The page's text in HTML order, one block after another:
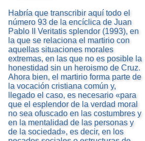
Habría que transcribir aquí todo el
número 93 de la encíclica de Juan
Pablo II Veritatis splendor (1993), en
la que se relaciona el martirio con
aquellas situaciones morales
extremas, en las que no es posible la
honestidad sin un heroismo de Cruz.
Ahora bien, el martirio forma parte de
la vocación cristiana común y,
llegado el caso, es necesario «para
que el esplendor de la verdad moral
no sea ofuscado en las costumbres y
en la mentalidad de las personas y
de la sociedad», es decir, en los